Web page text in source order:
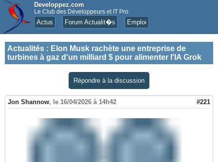
Developpez.com
Le Club des Développeurs et IT Pro
Actus Forum Actualit�s Emploi
Actualités : Elon Musk rachète une entreprise de
turbines à gaz d'un milliard $ pour alimenter l'IA Grok
Répondre à la discussion
Jon Shannow, le 16/04/2026 à 14h42 #221